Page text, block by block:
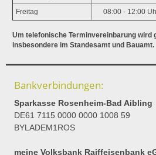
Freitag 08:00 - 12:00
Um telefonische Terminvereinbarung wird
insbesondere im Standesamt und Bauamt.
Bankverbindungen:
Sparkasse Rosenheim-Bad Aibling
DE61 7115 0000 0000 1008 59
BYLADEM1ROS
meine Volksbank Raiffeisenbank